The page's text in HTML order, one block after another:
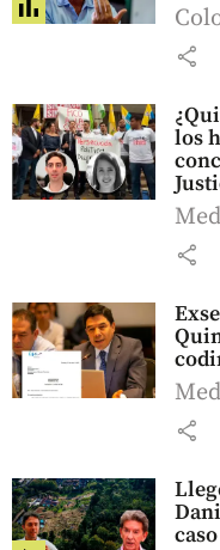
share
los
share
share